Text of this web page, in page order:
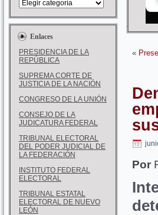
Enlaces
PRESIDENCIA DE LA
REPÚBLICA
SUPREMA CORTE DE
JUSTICIA DE LA NACIÓN
CONGRESO DE LA UNIÓN
CONSEJO DE LA
JUDICATURA FEDERAL
TRIBUNAL ELECTORAL
DEL PODER JUDICIAL DE
LA FEDERACIÓN
INSTITUTO FEDERAL
ELECTORAL
TRIBUNAL ESTATAL
ELECTORAL DE NUEVO
LEÓN
«
Por